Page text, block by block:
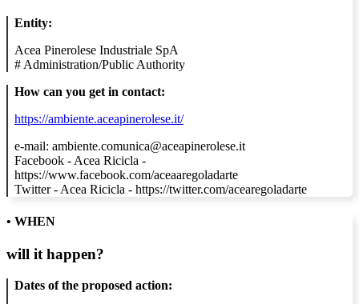
Entity:
Acea Pinerolese Industriale SpA
# Administration/Public Authority
How can you get in contact:
https://ambiente.aceapinerolese.it/
e-mail: ambiente.comunica@aceapinerolese.it
Facebook - Acea Ricicla -
https://www.facebook.com/aceaaregoladarte
Twitter - Acea Ricicla - https://twitter.com/acearegoladarte
• WHEN
will it happen?
Dates of the proposed action: